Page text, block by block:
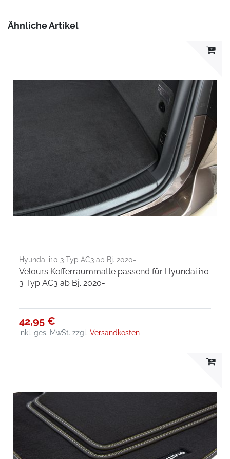
Ähnliche Artikel
Hyundai i10 3 Typ AC3 ab Bj. 2020-
Velours Kofferraummatte passend für Hyundai i10
3 Typ AC3 ab Bj. 2020-
42,95 €
inkl. ges. MwSt. zzgl.Versandkosten